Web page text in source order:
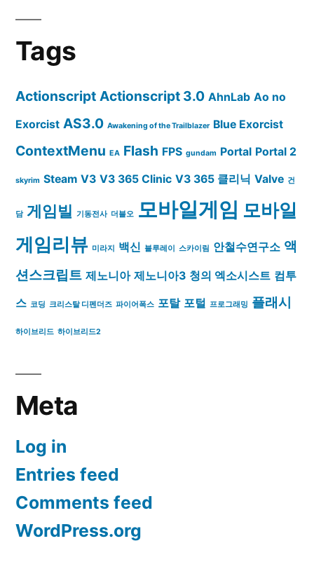
Tags
Actionscript Actionscript 3.0 AhnLab Ao no
Exorcist AS3.0 Awakening of the Trailblazer Blue Exorcist
ContextMenu EA Flash FPS gundam Portal Portal 2
skyrim Steam V3 V3 365 Clinic V3 365 클리닉 Valve 건
담 게임빌 기동전사 더블오 모바일게임 모바일
게임리뷰 미라지 백신 블루레이 스카이림 안철수연구소 액
션스크립트 제노니아 제노니아3 청의 엑소시스트 컴투
스 코딩 크리스탈 디펜더즈 파이어폭스 포탈 포털 프로그래밍 플래시
하이브리드 하이브리드2
Meta
Log in
Entries feed
Comments feed
WordPress.org